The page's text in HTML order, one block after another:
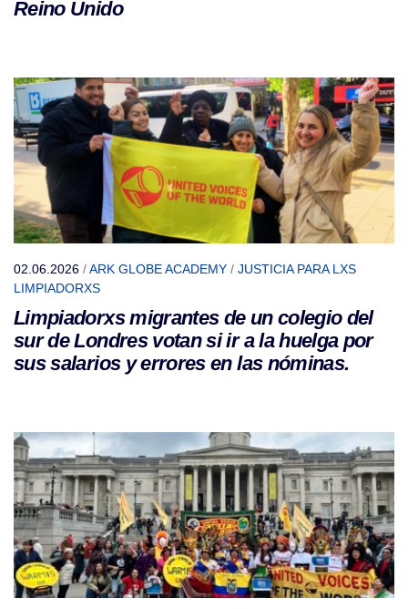
Reino Unido
02.06.2026 /ARK GLOBE ACADEMY / JUSTICIA PARA LXS
LIMPIADORXS
Limpiadorxs migrantes de un colegio del
sur de Londres votan si ir a la huelga por
sus salarios y errores en las nóminas.